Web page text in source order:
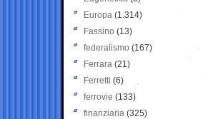
Europa (1.314)
Fassino (13)
federalismo (167)
Ferrara (21)
Ferretti (6)
ferrovie (133)
finanziaria (325)